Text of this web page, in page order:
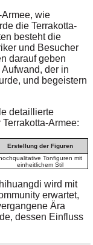
wie
die Terrakotta-
besteht die
und Besucher
darauf geben
der in
und begeistern
detaillierte
Armee:
Erstellung der Figuren
Tonfiguren mit
einheitlichem Stil
wird mit
erwartet,
Ära
dessen Einfluss